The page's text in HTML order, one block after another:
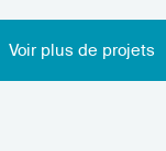
Voir plus de projets